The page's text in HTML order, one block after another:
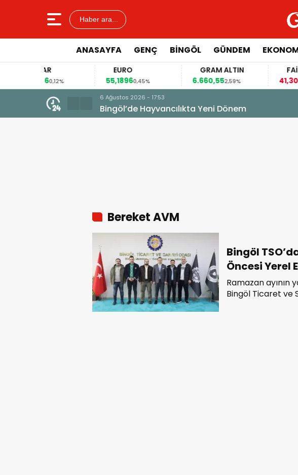
Haber ara...
ANASAYFA GENÇ BİNGÖL GÜNDEM
55,18960,45%
GRAM ALTIN
6.660,552,59% -0,55%
6 Ağustos 2026 - 16:55
AK Parti Bingöl İl Başkanı Seven: Bölgemiz için
Bereket AVM
Bingöl
Öncesi Yerel
Çağrısı
Ramazan ayının
Bingöl Ticaret ve